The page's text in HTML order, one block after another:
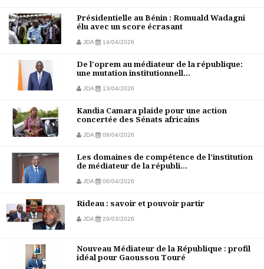
Présidentielle au Bénin : Romuald Wadagni
élu avec un score écrasant
JDA 14/04/2026
De l'oprem au médiateur de la république:
une mutation institutionnell...
JDA 13/04/2026
Kandia Camara plaide pour une action
concertée des Sénats africains
JDA 09/04/2026
Les domaines de compétence de l'institution
de médiateur de la républi...
JDA 06/04/2026
Rideau : savoir et pouvoir partir
JDA 29/03/2026
Nouveau Médiateur de la République : profil
idéal pour Gaoussou Touré